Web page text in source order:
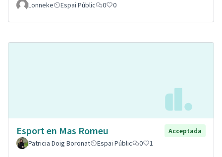
Lonneke
Espai Públic 0 0
Esport en Mas Romeu
Acceptada
Patricia Doig Boronat
Espai Públic 0 1